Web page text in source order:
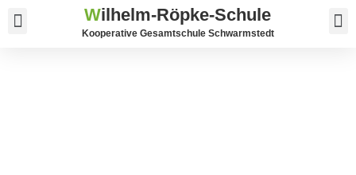
Wilhelm-Röpke-Schule
Kooperative Gesamtschule Schwarmstedt